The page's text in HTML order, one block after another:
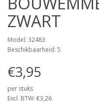
ZWART
Model: 32483
Beschikbaarheid: 5
€3,95
per stuks
Excl. BTW: €3,26